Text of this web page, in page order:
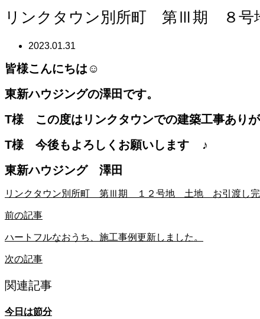
リンクタウン別所町 第Ⅲ期 ８号
2023.01.31
皆様こんにちは☺
東新ハウジングの澤田です。
T様 この度はリンクタウンでの建築工事ありが
T様 今後もよろしくお願いします
♪
東新ハウジング 澤田
リンクタウン別所町 第Ⅲ期 １２号地 土地 お引渡し完
前の記事
ハートフルなおうち、施工事例更新しました。
次の記事
関連記事
今日は節分